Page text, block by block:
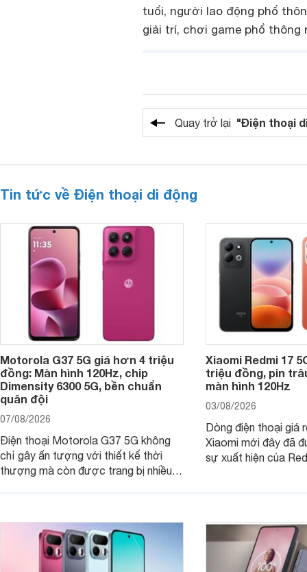
tuổi, người lao động phổ
giải trí, chơi game phổ thông
Quay trở lại "Điện thoại
Tin tức về Điện thoại di động
Motorola G37 5G giá hơn 4 triệu
đồng: Màn hình 120Hz, chip
Dimensity 6300 5G, bền chuẩn
quân đội
07/08/2026
Điện thoại Motorola G37 5G không
chỉ gây ấn tượng với thiết kế thời
thượng mà còn được trang bị nhiều
Xiaomi Redmi 17
triệu đồng, pin
màn hình 120Hz
03/08/2026
Dòng điện thoại giá
Xiaomi mới đây đã
sự xuất hiện của